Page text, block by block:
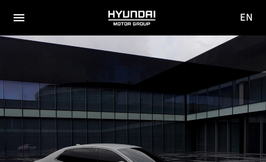
전체
HYUNDAI
MOTOR
GROUP
EN